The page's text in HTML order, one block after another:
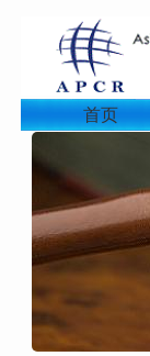
首页